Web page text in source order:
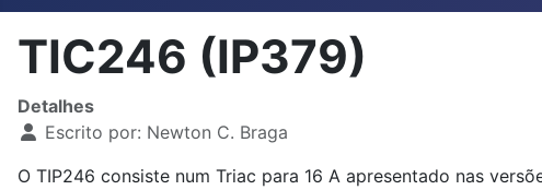
TIC246 (IP379)
Detalhes
Escrito por: Newton C. Braga
O TIP246 consiste num Triac para 16 A apresentado nas